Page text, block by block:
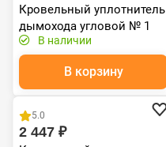
Кровельный уплотнитель
дымохода угловой № 1
силикон 75-200 mm
графитовый
В наличии
В корзину
Хит продаж
5.0
2 447 ₽